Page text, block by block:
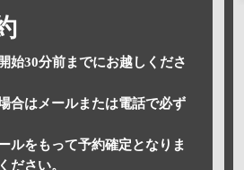
始30分前までにお越しくださ
合はメールまたは電話で必ず
ルをもって予約確定となりま
ださい。